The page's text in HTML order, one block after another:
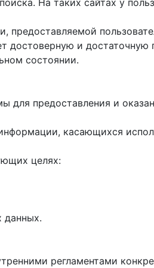
На таких сайтах у
достоверную и
состоянии.
предоставления и
касающихся
целях:
данных.
регламентами